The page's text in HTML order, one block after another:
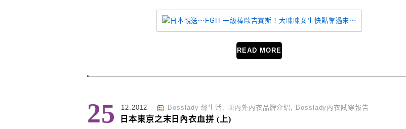
READ MORE
25 12.2012 Bosslady 絲生活, 國內外內衣品牌介紹 , Bosslady內衣試穿報告
日本東京之末日內衣血拼 (上)